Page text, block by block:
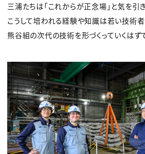
三浦たちは「これからが正念場」と気を引
こうして培われる経験や知識は若い技術
熊谷組の次代の技術を形づくっていくはず